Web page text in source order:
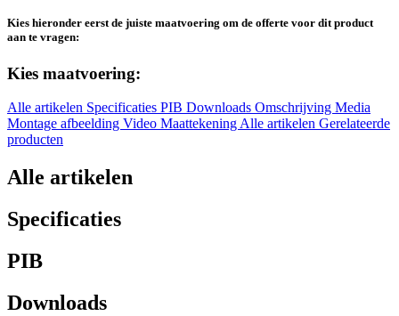
Kies hieronder eerst de juiste maatvoering om de offerte voor dit product
aan te vragen:
Kies maatvoering:
Alle artikelen Specificaties PIB Downloads Omschrijving Media
Montage afbeelding Video MaattekeningAlle artikelen Gerelateerde
producten
Alle artikelen
Specificaties
PIB
Downloads